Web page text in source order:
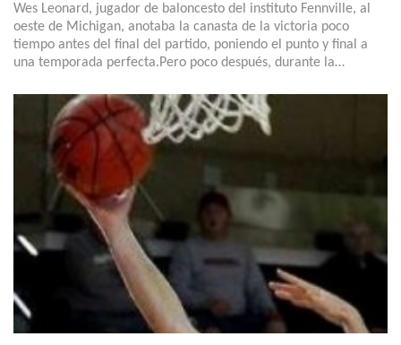
Wes Leonard, jugador de baloncesto del instituto Fennville, al
oeste de Michigan, anotaba la canasta de la victoria poco
tiempo antes del final del partido, poniendo el punto y final a
una temporada perfecta.Pero poco después, durante la…